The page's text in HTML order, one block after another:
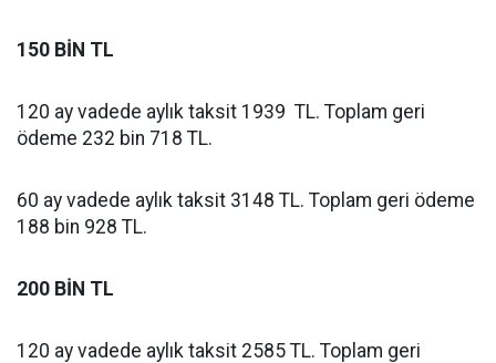
150 BİN TL
120 ay vadede aylık taksit 1939 TL. Toplam geri
ödeme 232 bin 718 TL.
60 ay vadede aylık taksit 3148 TL. Toplam geri ödeme
188 bin 928 TL.
200 BİN TL
120 ay vadede aylık taksit 2585 TL. Toplam geri